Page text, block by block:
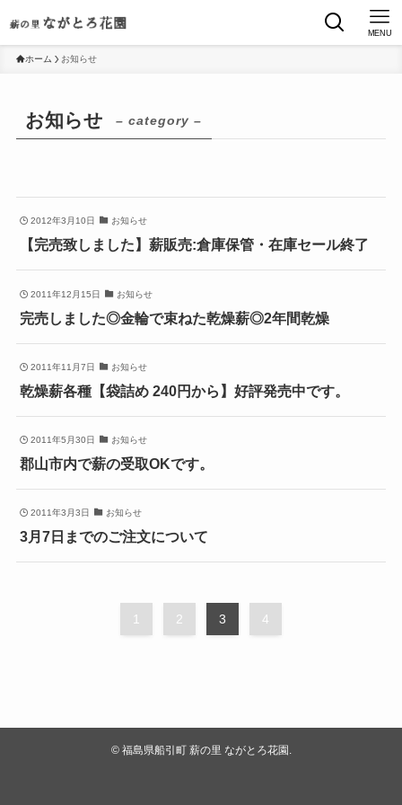
MENU
ホーム お知らせ
お知らせ – category –
2012年3月10日 お知らせ
【完売致しました】薪販売:倉庫保管・在庫セール終了
2011年12月15日 お知らせ
完売しました◎金輪で束ねた乾燥薪◎2年間乾燥
2011年11月7日 お知らせ
乾燥薪各種【袋詰め 240円から】好評発売中です。
2011年5月30日 お知らせ
郡山市内で薪の受取OKです。
2011年3月3日 お知らせ
3月7日までのご注文について
1 2 3 4
©福島県船引町 薪の里 ながとろ花園.